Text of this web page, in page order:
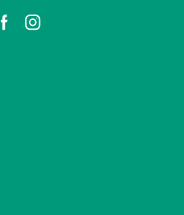
FacebookInstagram